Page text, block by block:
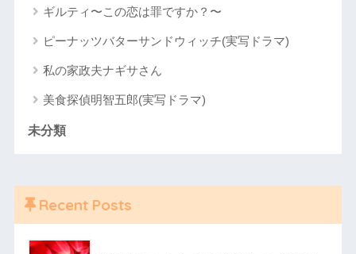
ギルティ〜この恋は罪ですか？〜
ピーナッツバターサンドウィッチ(実写ドラマ)
私の家政夫ナギサさん
美食探偵明智五郎(実写ドラマ)
未分類
Recent Posts